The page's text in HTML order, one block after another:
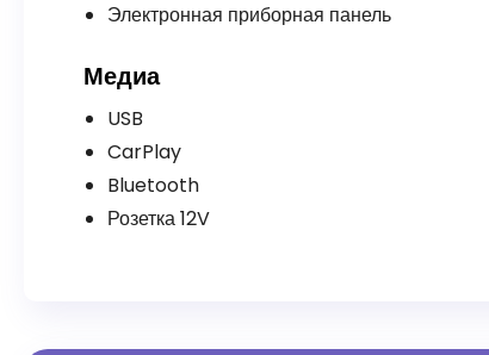
Электронная приборная панель
Медиа
USB
CarPlay
Bluetooth
Розетка 12V